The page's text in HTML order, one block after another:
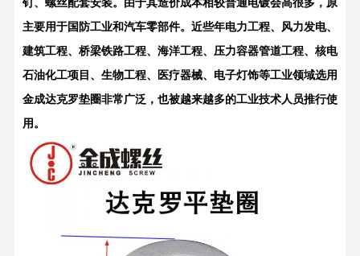
主要用于国防工业和汽车零部件。近些年电力工程、风力发电、
建筑工程、桥梁铁路工程、海洋工程、压力容器管道工程、核电
石油化工项目、生物工程、医疗器械、电子灯饰等工业领域选用
金成达克罗垫圈非常广泛，也被越来越多的工业技术人员推行使
用。